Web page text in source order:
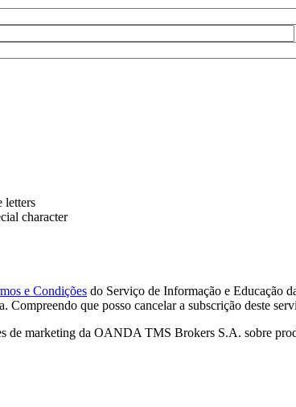
letters
character
e Condições do Serviço de Informação e Educação
Compreendo que posso cancelar a subscrição deste
de marketing da OANDA TMS Brokers S.A. sobre